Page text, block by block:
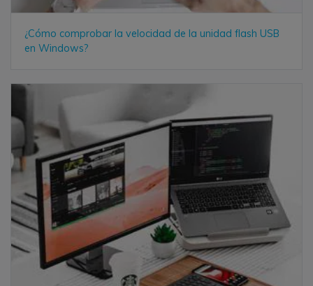
¿Cómo comprobar la velocidad de la unidad flash USB
en Windows?